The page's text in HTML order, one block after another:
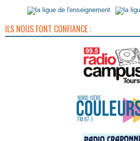
ILS NOUS FONT CONFIANCE :